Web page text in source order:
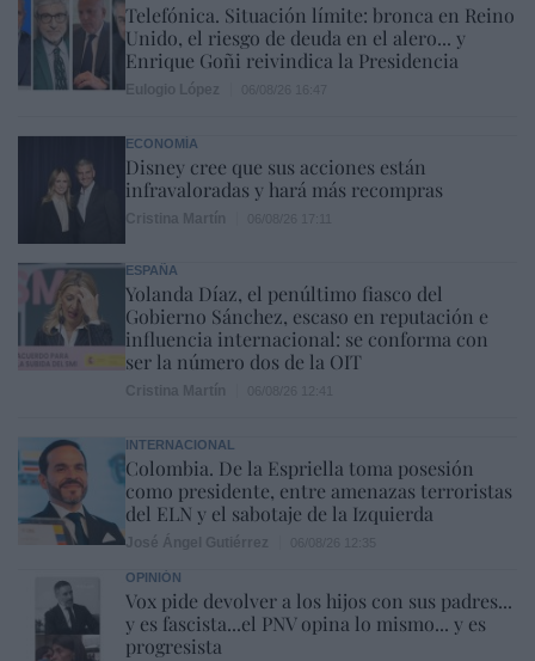
Telefónica. Situación límite: bronca en Reino
Unido, el riesgo de deuda en el alero... y
Enrique Goñi reivindica la Presidencia
ECONOMÍA
Disney cree que sus acciones están
infravaloradas y hará más recompras
ESPAÑA
Yolanda Díaz, el penúltimo fiasco del
Gobierno Sánchez, escaso en reputación e
influencia internacional: se conforma con
ser la número dos de la OIT
INTERNACIONAL
Colombia. De la Espriella toma posesión
como presidente, entre amenazas terroristas
del ELN y el sabotaje de la Izquierda
OPINIÓN
Vox pide devolver a los hijos con sus padres...
y es fascista...el PNV opina lo mismo... y es
progresista